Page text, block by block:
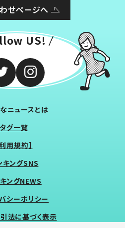
せページへ
US!
ニュースとは
タグ一覧
利用規約】
キングSNS
ングNEWS
シーポリシー
法に基づく表示